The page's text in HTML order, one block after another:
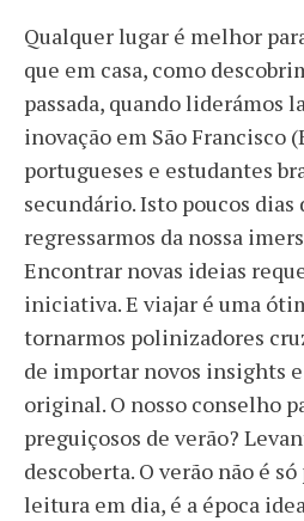
Qualquer lugar é melhor
que em casa, como
passada, quando liderámos
inovação em São Francisco
portugueses e estudantes
secundário. Isto poucos dias
regressarmos da nossa
Encontrar novas ideias
iniciativa. E viajar é uma
tornarmos polinizadores
de importar novos insights
original. O nosso conselho
preguiçosos de verão?
descoberta. O verão não é
leitura em dia, é a época